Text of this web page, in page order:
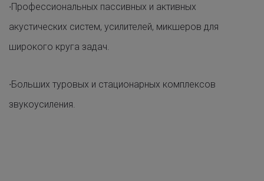
∙Профессиональных пассивных и активных
акустических систем, усилителей, микшеров для
широкого круга задач.
∙Больших туровых и стационарных комплексов
звукоусиления.